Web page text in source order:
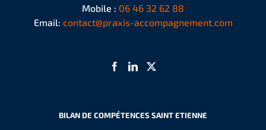
Mobile : 06 46 32 62 88
Email: contact@praxis-accompagnement.com
BILAN DE COMPÉTENCES SAINT ETIENNE